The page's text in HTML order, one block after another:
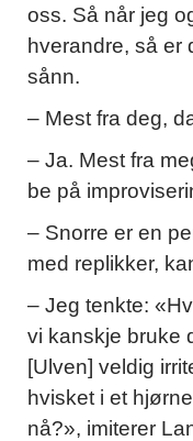
oss. Så når jeg
hverandre, så er
sånn.
– Mest fra deg,
– Ja. Mest fra
be på
– Snorre er en
med replikker,
– Jeg tenkte:
vi kanskje bruke
[Ulven] veldig
hvisket i et
nå?», imiterer